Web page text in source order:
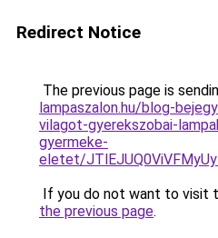
Redirect Notice
The previous page is
lampaszalon.hu/blog-
vilagot-gyerekszobai-
gyermeke-
eletet/
If you do not want to visit
the previous page.